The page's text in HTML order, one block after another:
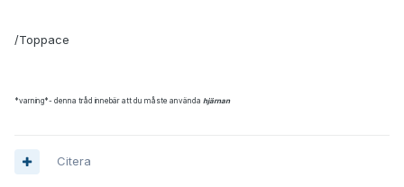
/Toppace
*varning*- denna tråd innebär att du måste använda hjärnan
Citera